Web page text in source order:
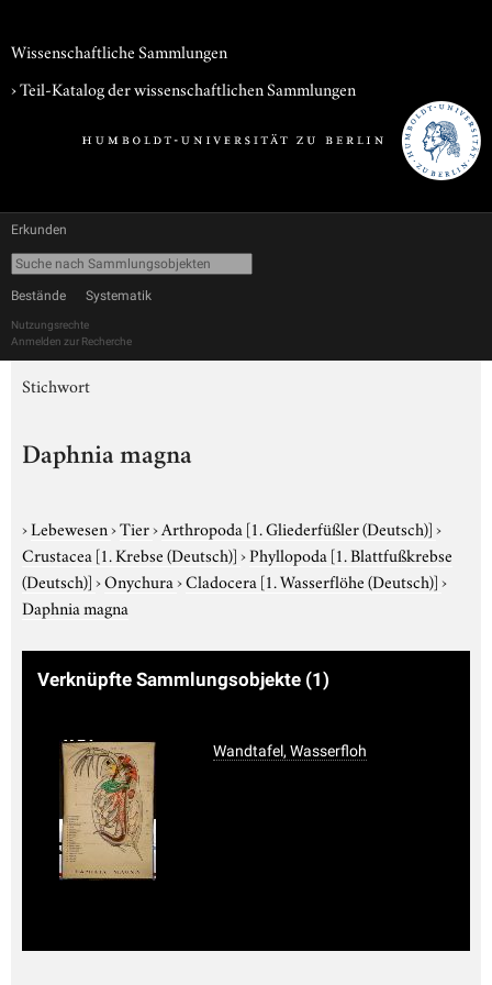
Wissenschaftliche Sammlungen
› Teil-Katalog der wissenschaftlichen Sammlungen
Erkunden
Bestände Systematik
Nutzungsrechte
Anmelden zur Recherche
Stichwort
Daphnia magna
›Lebewesen›Tier›Arthropoda [1. Gliederfüßler (Deutsch)]›
Crustacea [1. Krebse (Deutsch)]›Phyllopoda [1. Blattfußkrebse
(Deutsch)]›Onychura›Cladocera [1. Wasserflöhe (Deutsch)]›
Daphnia magna
Verknüpfte Sammlungsobjekte (1)
Wandtafel, Wasserfloh